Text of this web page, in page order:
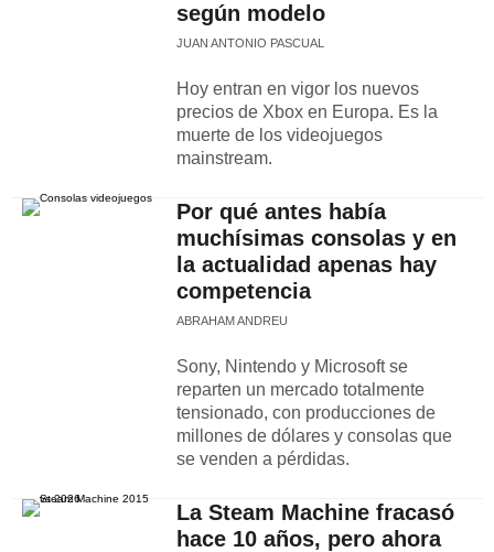
según modelo
JUAN ANTONIO PASCUAL
Hoy entran en vigor los nuevos
precios de Xbox en Europa. Es la
muerte de los videojuegos
mainstream.
Por qué antes había
muchísimas consolas y en
la actualidad apenas hay
competencia
ABRAHAM ANDREU
Sony, Nintendo y Microsoft se
reparten un mercado totalmente
tensionado, con producciones de
millones de dólares y consolas que
se venden a pérdidas.
La Steam Machine fracasó
hace 10 años, pero ahora